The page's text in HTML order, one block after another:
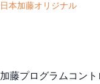
日本加藤オリジナル
加藤プログラムコン